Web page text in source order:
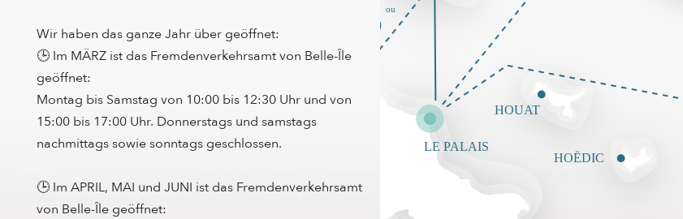
Wir haben das ganze Jahr über geöffnet:
🕒 Im MÄRZ ist das Fremdenverkehrsamt von Belle-Île
geöffnet:
Montag bis Samstag von 10:00 bis 12:30 Uhr und von
15:00 bis 17:00 Uhr. Donnerstags und samstags
nachmittags sowie sonntags geschlossen.
🕒 Im APRIL, MAI und JUNI ist das Fremdenverkehrsamt
von Belle-Île geöffnet: